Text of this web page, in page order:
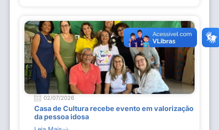
02/07/2026
Casa de Cultura recebe evento em valorização
da pessoa idosa